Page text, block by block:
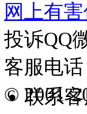
网上有
投诉QQ
客服电话
© 2001-
联系